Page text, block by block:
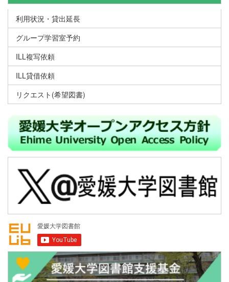
利用状況・貸出延長
グループ学習室予約
ILL複写依頼
ILL貸借依頼
リクエスト(希望図書)